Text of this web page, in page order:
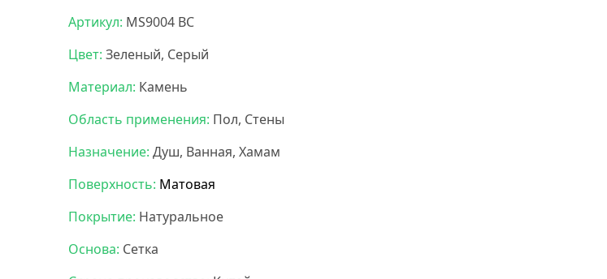
Артикул: MS9004 BC
Цвет: Зеленый, Серый
Материал: Камень
Область применения: Пол, Стены
Назначение: Душ, Ванная, Хамам
Поверхность: Матовая
Покрытие: Натуральное
Основа: Сетка